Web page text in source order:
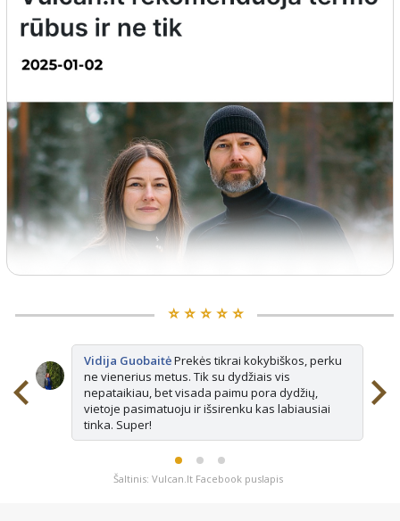
⭐️ ⭐️ ⭐️ ⭐️ ⭐️
Vidija GuobaitėPrekės tikrai kokybiškos, perku
ne vienerius metus. Tik su dydžiais vis
nepataikiau, bet visada paimu pora dydžių,
vietoje pasimatuoju ir išsirenku kas labiausiai
tinka. Super!
Šaltinis: Vulcan.lt Facebook puslapis